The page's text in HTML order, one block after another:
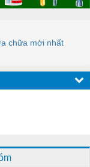
chữa mới nhất